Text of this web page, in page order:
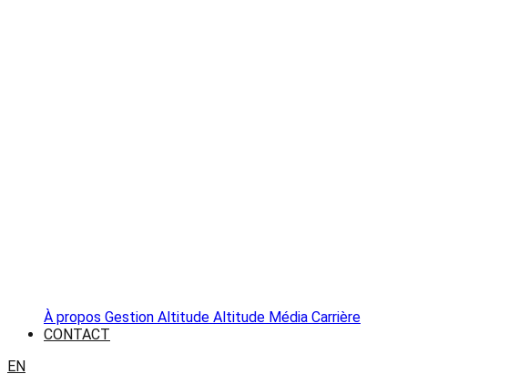
À propos Gestion Altitude Altitude Média Carrière
CONTACT
EN